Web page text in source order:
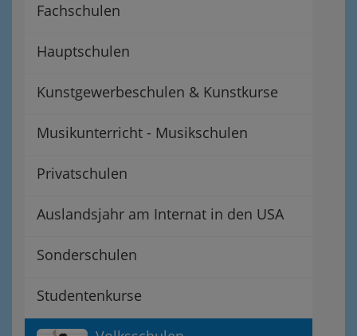
Fachschulen
Hauptschulen
Kunstgewerbeschulen & Kunstkurse
Musikunterricht - Musikschulen
Privatschulen
Auslandsjahr am Internat in den USA
Sonderschulen
Studentenkurse